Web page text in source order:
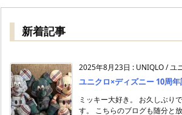
新着記事
2025年8月23日 : UNIQLO / ユ
ユニクロ×ディズニー 10周
ミッキー大好き。 お久しぶり
す。 こちらのブログも随分と